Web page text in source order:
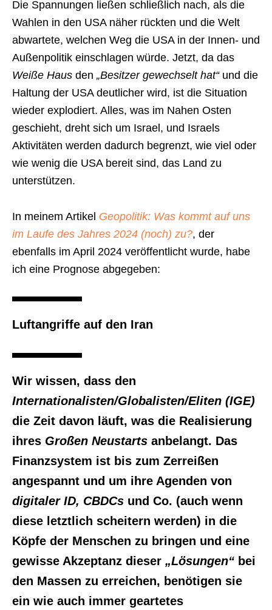
Die Spannungen ließen schließlich nach, als die
Wahlen in den USA näher rückten und die Welt
abwartete, welchen Weg die USA in der Innen- und
Außenpolitik einschlagen würde. Jetzt, da das
Weiße Haus den „Besitzer gewechselt hat“und die
Haltung der USA deutlicher wird, ist die Situation
wieder explodiert. Alles, was im Nahen Osten
geschieht, dreht sich um Israel, und Israels
Aktivitäten werden dadurch begrenzt, wie viel oder
wie wenig die USA bereit sind, das Land zu
unterstützen.
In meinem Artikel Geopolitik: Was kommt auf uns
im Laufe des Jahres 2024 (noch) zu?, der
ebenfalls im April 2024 veröffentlicht wurde, habe
ich eine Prognose abgegeben:
Luftangriffe auf den Iran
Wir wissen, dass den
Internationalisten/Globalisten/Eliten (IGE)
die Zeit davon läuft, was die Realisierung
ihres Großen Neustarts anbelangt. Das
Finanzsystem ist bis zum Zerreißen
angespannt und um ihre Agenden von
digitaler ID, CBDCs und Co. (auch wenn
diese letztlich scheitern werden) in die
Köpfe der Menschen zu bringen und eine
gewisse Akzeptanz dieser „Lösungen“ bei
den Massen zu erreichen, benötigen sie
ein wie auch immer geartetes